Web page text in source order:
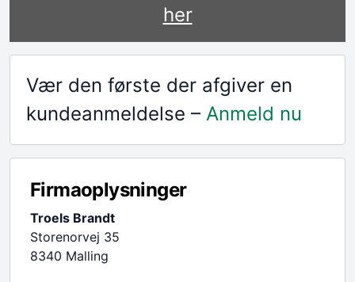
her
Vær den første der afgiver en
kundeanmeldelse – Anmeld nu
Firmaoplysninger
Troels Brandt
Storenorvej 35
8340 Malling